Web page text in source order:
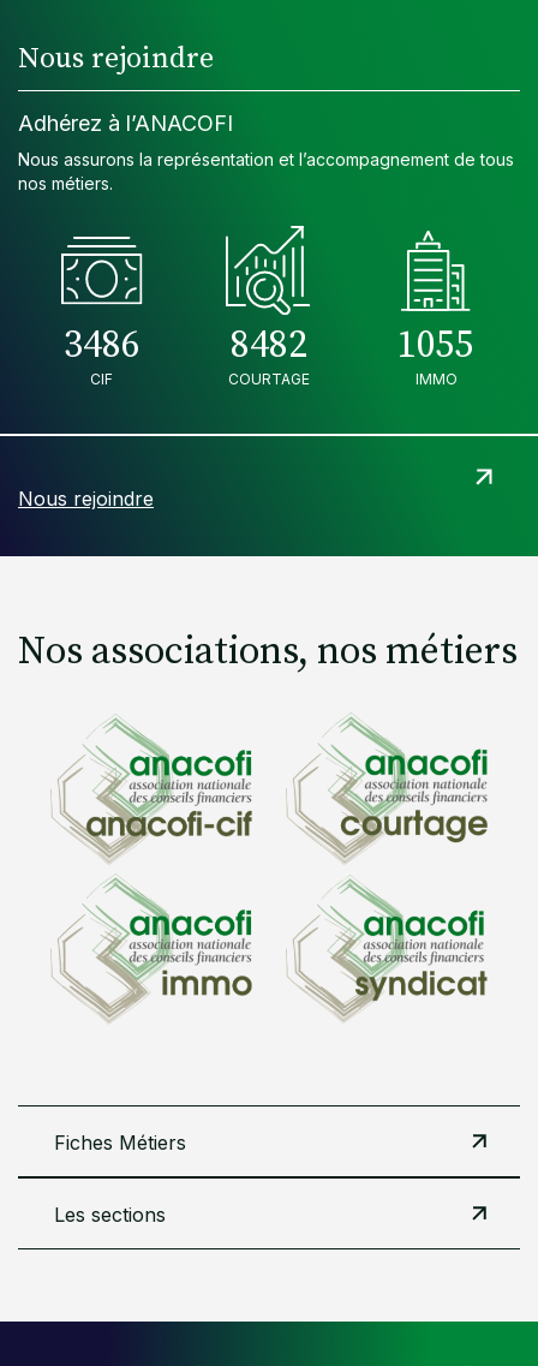
Nous rejoindre
Adhérez à l’ANACOFI
Nous assurons la représentation et l’accompagnement de tous
nos métiers.
3486
CIF
8482
COURTAGE
1055
IMMO
Nous rejoindre
Nos associations, nos métiers
Fiches Métiers
Les sections